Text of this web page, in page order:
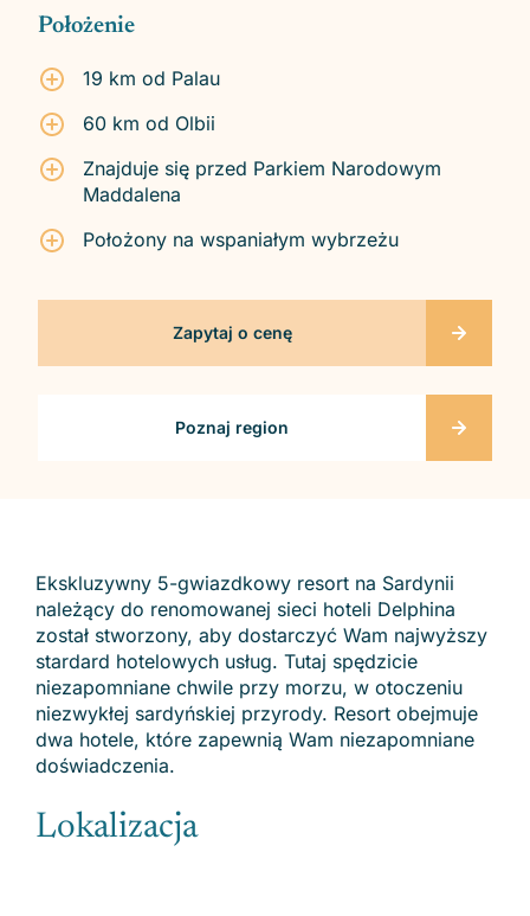
Położenie
19 km od Palau
60 km od Olbii
Znajduje się przed Parkiem Narodowym
Maddalena
Położony na wspaniałym wybrzeżu
Zapytaj o cenę
Poznaj region
Ekskluzywny 5-gwiazdkowy resort na Sardynii
należący do renomowanej sieci hoteli Delphina
został stworzony, aby dostarczyć Wam najwyższy
stardard hotelowych usług. Tutaj spędzicie
niezapomniane chwile przy morzu, w otoczeniu
niezwykłej sardyńskiej przyrody. Resort obejmuje
dwa hotele, które zapewnią Wam niezapomniane
doświadczenia.
Lokalizacja